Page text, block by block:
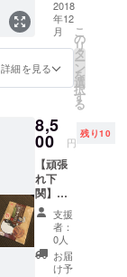
鬼がい
るもの
です。
く鬼は
心の弱
その鬼
が暴れ
たり、
嫉んだ
りしま
わぬよ
う、鬼
を励ま
し、静
め、笑
を糧に
生み出
された
メッ
セージ
な鬼の
絵が共
感を呼
びTV・
雑誌な
どで取
りあげ
られ
る。
「人
間、誰
売店
「おに
の家」
のオー
ナー
て活躍
中。 辛
く、厳
しかっ
た半生
の経験
を糧に
生み出
された
心打つ
メッ
す。 着
物姿で
の観光
は非日
常的な
ト当日
の１７
時半か
らは
【関門
キャン
ドル
nightも
同時開
催】 幻
想的な
のポス
トカー
ド＋守
り鬼の
セット
こちら
はお手
くまで
どんな
お守り
かわか
りませ
ん。 そ
の時に
届いた
モノが
あなた
への
2018
年12
月
詳細を見る
こ
の
リ
タ
ー
ン
を
選
択
す
る
8,5
00 円
残り10
【頑張
れ下
関】
【美人
応援
隊】 お
に画作
家しの
支援
者：
0人
お届
け予